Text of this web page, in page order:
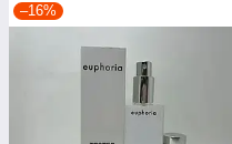
–16%